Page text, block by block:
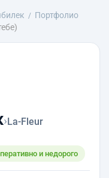
Портфолио
›La-Fleur
и недорого